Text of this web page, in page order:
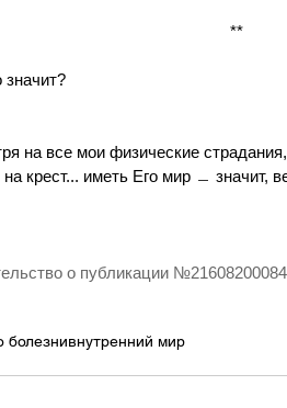
значит?
на все мои физические
крест... иметь Его мир ﹘ значит,
о публикации
болезнивнутренний мир